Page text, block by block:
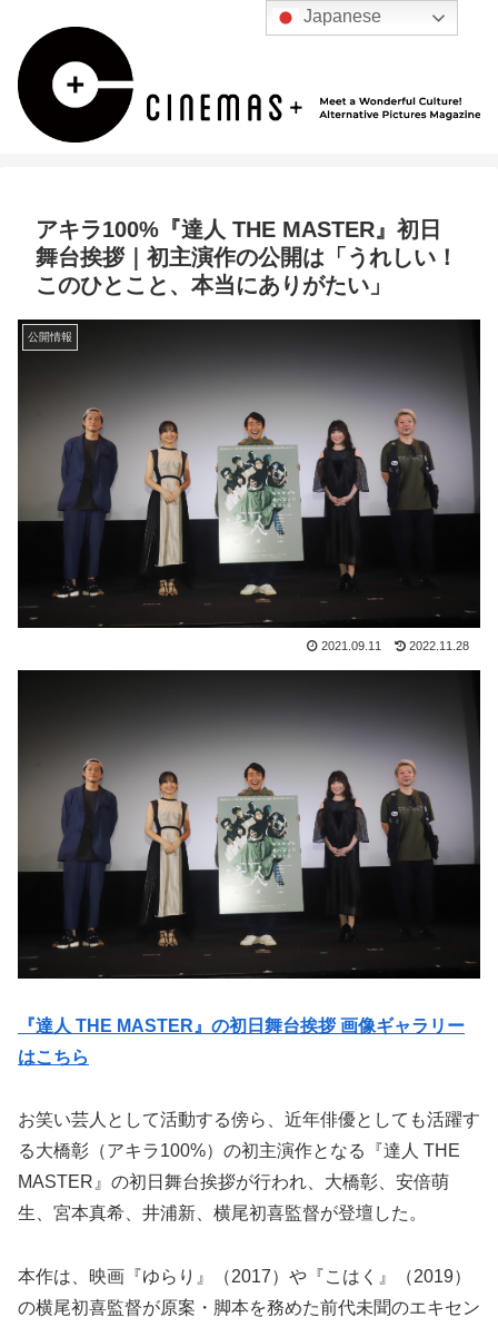
アキラ100%『達人 THE MASTER』初日
舞台挨拶｜初主演作の公開は「うれしい！
このひとこと、本当にありがたい」
公開情報
2021.09.11 2022.11.28
『達人 THE MASTER』の初日舞台挨拶 画像ギャラリー
はこちら
お笑い芸人として活動する傍ら、近年俳優としても活躍す
る大橋彰（アキラ100%）の初主演作となる『達人 THE
MASTER』の初日舞台挨拶が行われ、大橋彰、安倍萌
生、宮本真希、井浦新、横尾初喜監督が登壇した。
本作は、映画『ゆらり』（2017）や『こはく』（2019）
の横尾初喜監督が原案・脚本を務めた前代未聞のエキセン
Japanese